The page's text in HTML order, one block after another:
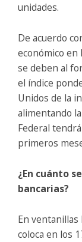
unidades.
De acuerdo
económico en
se deben al
el índice
Unidos de la
alimentando
Federal
primeros
¿En cuánto
bancarias?
En ventanillas
coloca en los